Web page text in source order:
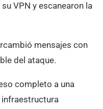
VPN y escanearon la
mensajes con
del ataque.
completo a una